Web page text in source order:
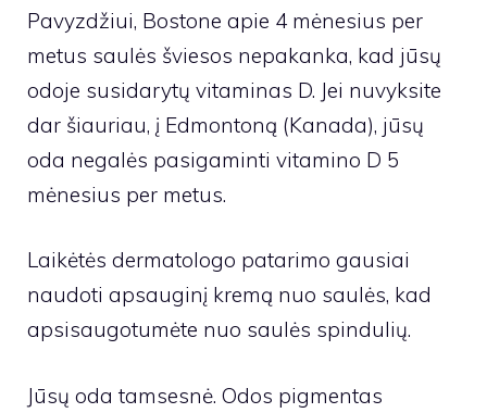
Pavyzdžiui, Bostone apie 4 mėnesius per
metus saulės šviesos nepakanka, kad jūsų
odoje susidarytų vitaminas D. Jei nuvyksite
dar šiauriau, į Edmontoną (Kanada), jūsų
oda negalės pasigaminti vitamino D 5
mėnesius per metus.
Laikėtės dermatologo patarimo gausiai
naudoti apsauginį kremą nuo saulės, kad
apsisaugotumėte nuo saulės spindulių.
Jūsų oda tamsesnė. Odos pigmentas